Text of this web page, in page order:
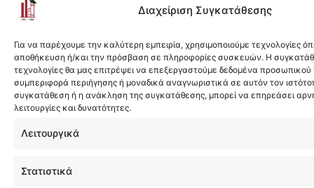
Διαχείριση Συγκατάθεσης
Για να παρέχουμε την καλύτερη εμπειρία, χρησιμοποιούμε τεχνολογίες
αποθήκευση ή/και την πρόσβαση σε πληροφορίες συσκευών. Η
τεχνολογίες θα μας επιτρέψει να επεξεργαστούμε δεδομένα
συμπεριφορά περιήγησης ή μοναδικά αναγνωριστικά σε αυτόν τον
συγκατάθεση ή η ανάκληση της συγκατάθεσης, μπορεί να επηρεάσει
λειτουργίες και δυνατότητες.
Λειτουργικά
Στατιστικά